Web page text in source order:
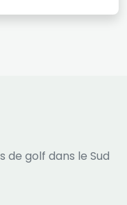
de golf dans le Sud